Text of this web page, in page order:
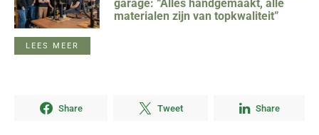
garage: “Alles handgemaakt, alle
materialen zijn van topkwaliteit”
LEES MEER
Share Tweet Share